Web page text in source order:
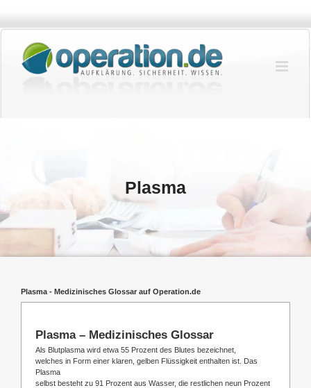
springen
Plasma
Plasma - Medizinisches Glossar auf Operation.de
Plasma – Medizinisches Glossar
Als Blutplasma wird etwa 55 Prozent des Blutes bezeichnet,
welches in Form einer klaren, gelben Flüssigkeit enthalten ist. Das
Plasma
selbst besteht zu 91 Prozent aus Wasser, die restlichen neun Prozent